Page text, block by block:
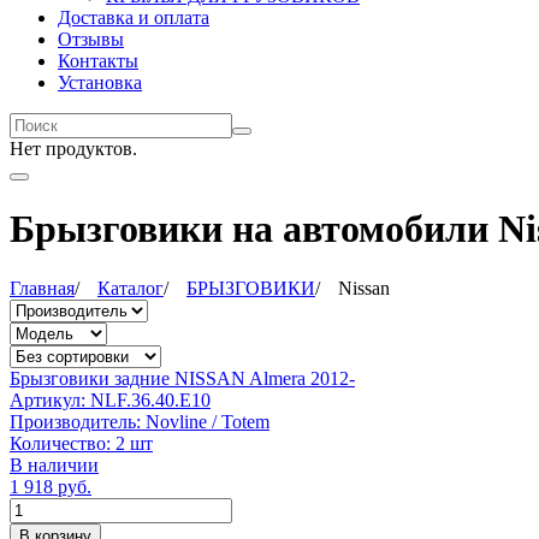
Доставка и оплата
Отзывы
Контакты
Установка
Нет продуктов.
Брызговики на автомобили
Главная/ Каталог/ БРЫЗГОВИКИ/ Nissan
Брызговики задние NISSAN Almera 2012-
Артикул: NLF.36.40.E10
Производитель: Novline / Totem
Количество: 2 шт
В наличии
1 918 руб.
Количество